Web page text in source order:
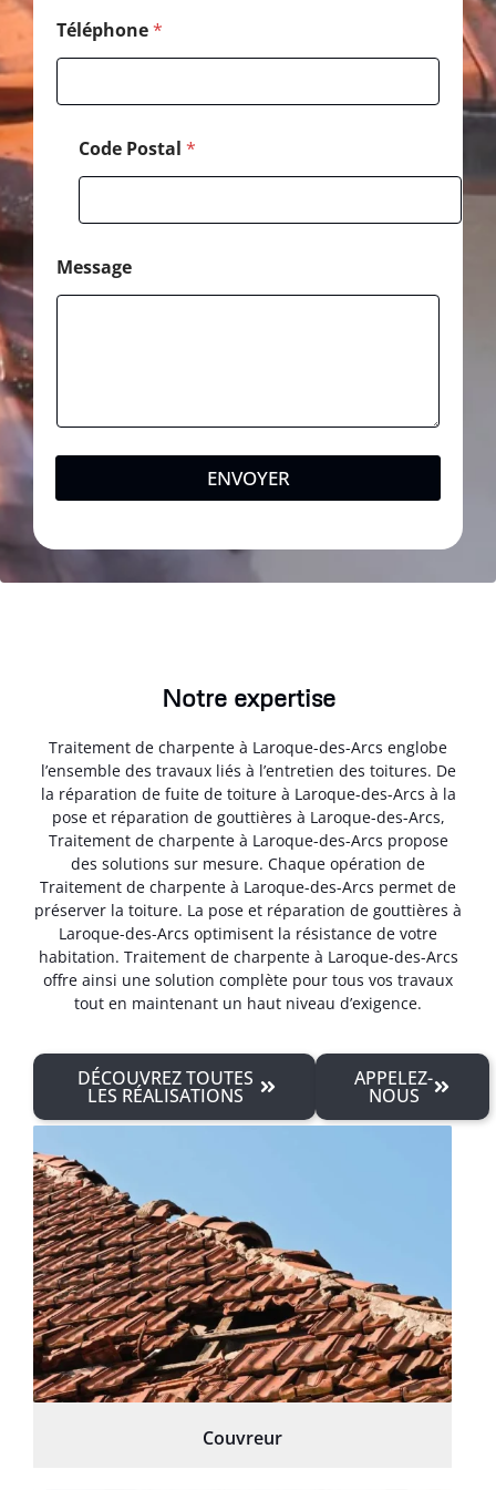
lTéléphone*
Code Postal *
Message
ENVOYER
Notre expertise
Traitement de charpente à Laroque-des-Arcs englobe
l’ensemble des travaux liés à l’entretien des toitures. De
la réparation de fuite de toiture à Laroque-des-Arcs à la
pose et réparation de gouttières à Laroque-des-Arcs,
Traitement de charpente à Laroque-des-Arcs propose
des solutions sur mesure. Chaque opération de
Traitement de charpente à Laroque-des-Arcs permet de
préserver la toiture. La pose et réparation de gouttières à
Laroque-des-Arcs optimisent la résistance de votre
habitation. Traitement de charpente à Laroque-des-Arcs
offre ainsi une solution complète pour tous vos travaux
tout en maintenant un haut niveau d’exigence.
DÉCOUVREZ TOUTES
LES RÉALISATIONS
APPELEZ-
NOUS
Couvreur